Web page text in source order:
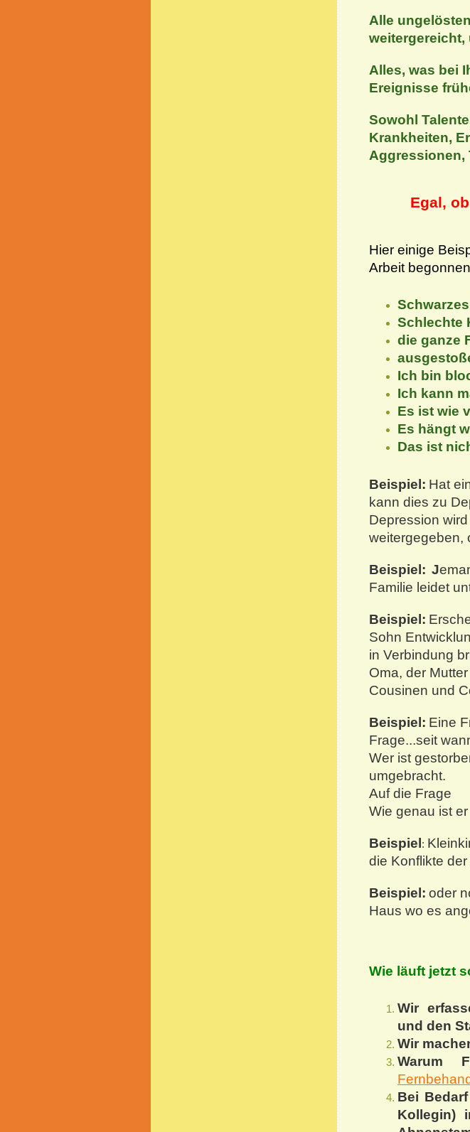
Alle
weitergereicht,
Alles, was bei
Ereignisse
Sowohl
Krankheiten,
Aggressionen,
Egal,
Hier einige
Arbeit
Schlechte
die ganze
Ich bin
Ich kann
Es ist wie
Es hängt
Das ist
Beispiel: Hat
kann dies zu
Depression
weitergegeben,
Beispiel: J
Familie leidet
Beispiel:
Sohn
in Verbindung
Oma, der
Cousinen und
Beispiel: Eine
Frage...seit
Wer ist
umgebracht.
Auf die Frage
Wie genau ist
Beispiel :
die Konflikte
Beispiel: oder
Haus wo es
Wie läuft jetzt
Wir
und den
Wir
Warum
Bei
Kollegin)